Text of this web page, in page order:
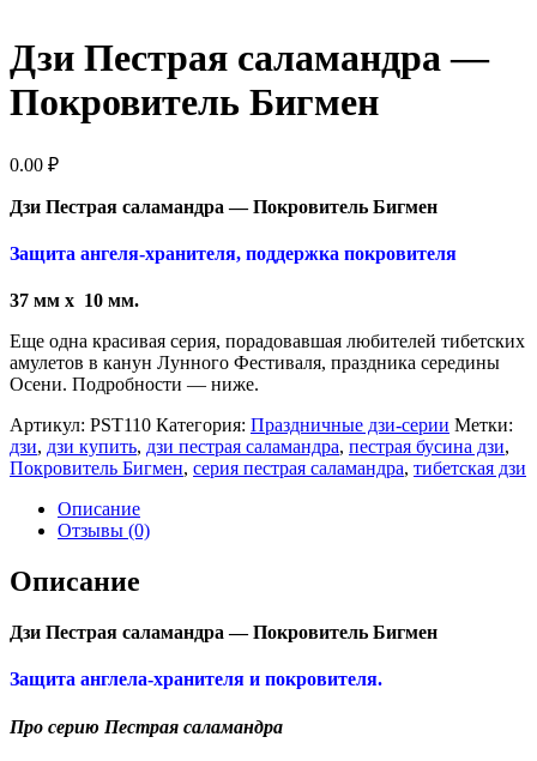
Дзи Пестрая саламандра —
Покровитель Бигмен
0.00 ₽
Дзи Пестрая саламандра — Покровитель Бигмен
Защита ангеля-хранителя, поддержка покровителя
37 мм x 10 мм.
Еще одна красивая серия, порадовавшая любителей тибетских
амулетов в канун Лунного Фестиваля, праздника середины
Осени. Подробности — ниже.
Артикул: PST110 Категория: Праздничные дзи-серии Метки:
дзи, дзи купить, дзи пестрая саламандра, пестрая бусина дзи,
Покровитель Бигмен, серия пестрая саламандра, тибетская дзи
Описание
Отзывы (0)
Описание
Дзи Пестрая саламандра — Покровитель Бигмен
Защита англела-хранителя и покровителя.
Про серию Пестрая саламандра